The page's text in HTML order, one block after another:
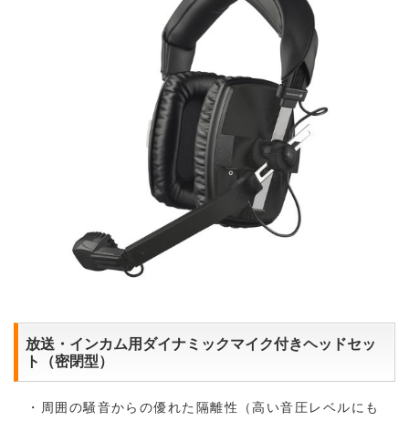
放送・インカム用ダイナミックマイク付きヘッドセッ
ト（密閉型）
・周囲の騒音からの優れた隔離性（高い音圧レベルにも